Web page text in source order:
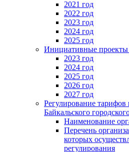
2021 год
2022 год
2023 год
2024 год
2025 год
Инициативные проекты
2023 год
2024 год
2025 год
2026 год
2027 год
Регулирование тарифов
Байкальского
Наименование
Перечень
которых
регулирования